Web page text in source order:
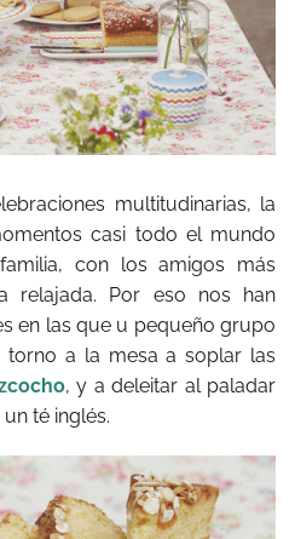
multitudinarias, la
casi todo el mundo
con los amigos más
relajada. Por eso nos han
en las que u pequeño grupo
torno a la mesa a soplar las
, y a deleitar al paladar
té inglés.